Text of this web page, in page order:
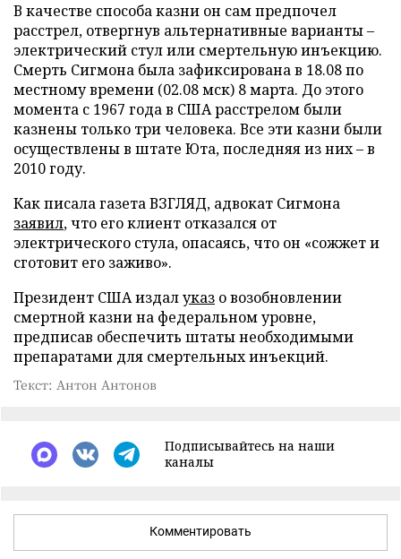
В качестве способа казни он сам предпочел
расстрел, отвергнув альтернативные варианты –
электрический стул или смертельную инъекцию.
Смерть Сигмона была зафиксирована в 18.08 по
местному времени (02.08 мск) 8 марта. До этого
момента с 1967 года в США расстрелом были
казнены только три человека. Все эти казни были
осуществлены в штате Юта, последняя из них – в
2010 году.
Как писала газета ВЗГЛЯД, адвокат Сигмона
заявил, что его клиент отказался от
электрического стула, опасаясь, что он «сожжет и
сготовит его заживо».
Президент США издалуказ о возобновлении
смертной казни на федеральном уровне,
предписав обеспечить штаты необходимыми
препаратами для смертельных инъекций.
Текст: Антон Антонов
Подписывайтесь на наши
каналы
Комментировать